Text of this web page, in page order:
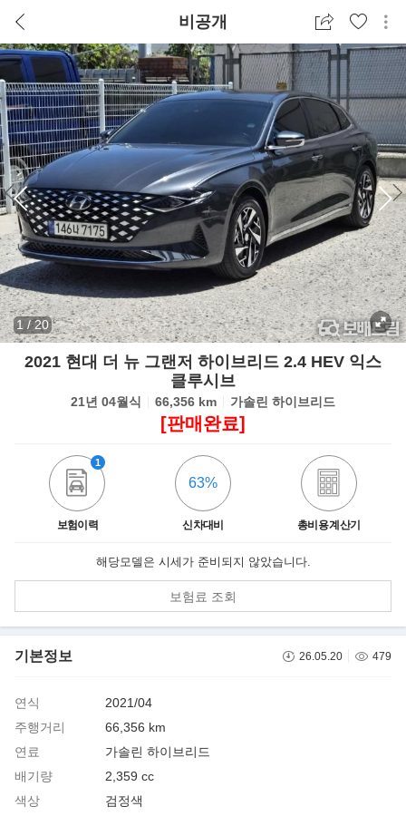
비공개
1/20
2021 현대 더 뉴 그랜저 하이브리드 2.4 HEV 익스
클루시브
21년 04월식 66,356 km 가솔린 하이브리드
[판매완료]
보험이력
1
신차대비
63%
총비용 계산기
해당모델은 시세가 준비되지 않았습니다.
보험료 조회
기본정보 26.05.20 479
연식
2021/04
주행거리
66,356 km
연료
가솔린 하이브리드
배기량
2,359 cc
색상
검정색